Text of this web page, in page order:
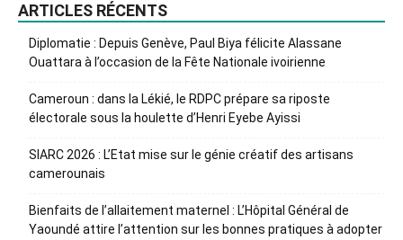
ARTICLES RÉCENTS
Diplomatie : Depuis Genève, Paul Biya félicite Alassane
Ouattara à l’occasion de la Fête Nationale ivoirienne
Cameroun : dans la Lékié, le RDPC prépare sa riposte
électorale sous la houlette d’Henri Eyebe Ayissi
SIARC 2026 : L’Etat mise sur le génie créatif des artisans
camerounais
Bienfaits de l’allaitement maternel : L’Hôpital Général de
Yaoundé attire l’attention sur les bonnes pratiques à adopter